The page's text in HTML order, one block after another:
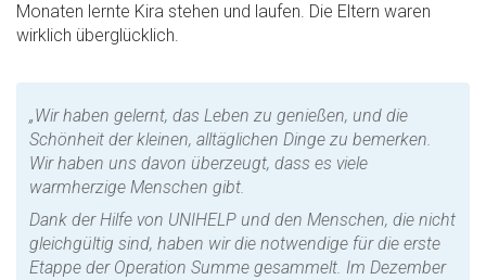
Monaten lernte Kira stehen und laufen. Die Eltern waren
wirklich überglücklich.
„Wir haben gelernt, das Leben zu genießen, und die
Schönheit der kleinen, alltäglichen Dinge zu bemerken.
Wir haben uns davon überzeugt, dass es viele
warmherzige Menschen gibt.
Dank der Hilfe von UNIHELP und den Menschen, die nicht
gleichgültig sind, haben wir die notwendige für die erste
Etappe der Operation Summe gesammelt. Im Dezember